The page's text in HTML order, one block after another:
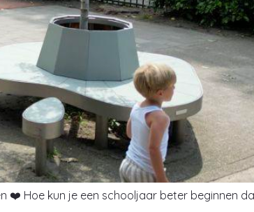
❤️ Hoe kun je een schooljaar beter beginnen